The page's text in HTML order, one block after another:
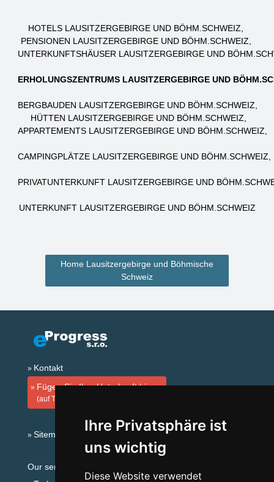
Ihre Privatsphäre ist
uns wichtig
Diese Website verwendet
HOTELS LAUSITZERGEBIRGE UND BÖHM.SCHWEIZ
PENSIONEN LAUSITZERGEBIRGE UND BÖHM.SCHWEIZ
UNTERKUNFTSHÄUSER LAUSITZERGEBIRGE UND
ERHOLUNGSZENTRUMS LAUSITZERGEBIRGE UND
BERGBAUDEN LAUSITZERGEBIRGE UND BÖHM.SCHWEIZ
HÜTTEN LAUSITZERGEBIRGE UND BÖHM.SCHWEIZ
APPARTEMENTS LAUSITZERGEBIRGE UND BÖHM.SCHWEIZ
CAMPINGPLÄTZE LAUSITZERGEBIRGE UND BÖHM.SCHWEIZ
PRIVATUNTERKUNFT LAUSITZERGEBIRGE UND
UNTERKUNFT LAUSITZERGEBIRGE UND BÖHM.SCHWEIZ
Home Lausitzergebirge und Böhmische
Schweiz
Kontakt
Fügen Sie Ihre Unterkunft hinzu
(auf Tschechisch)
Sitemap
Our servers: